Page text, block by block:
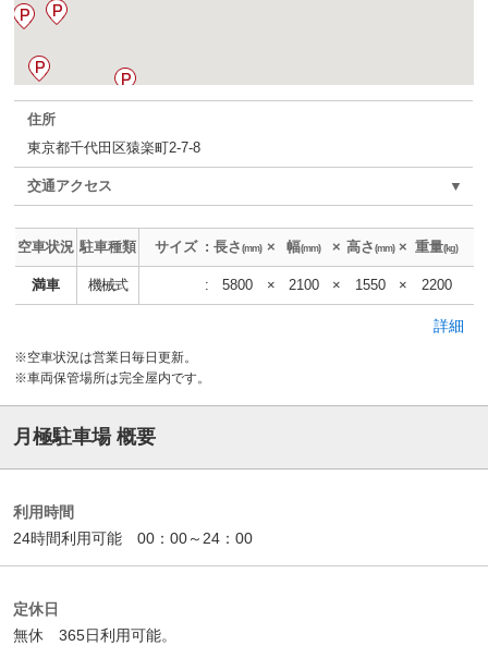
住所
東京都千代田区猿楽町2-7-8
交通アクセス ▼
空車状況 駐車種類 サイズ : 長さ(mm)× 幅(mm) × 高さ (mm)× 重量(kg)
満車 機械式 : 5800 × 2100 × 1550 × 2200
詳細
※空車状況は営業日毎日更新。
※車両保管場所は完全屋内です。
月極駐車場 概要
利用時間
24時間利用可能 00：00～24：00
定休日
無休 365日利用可能。